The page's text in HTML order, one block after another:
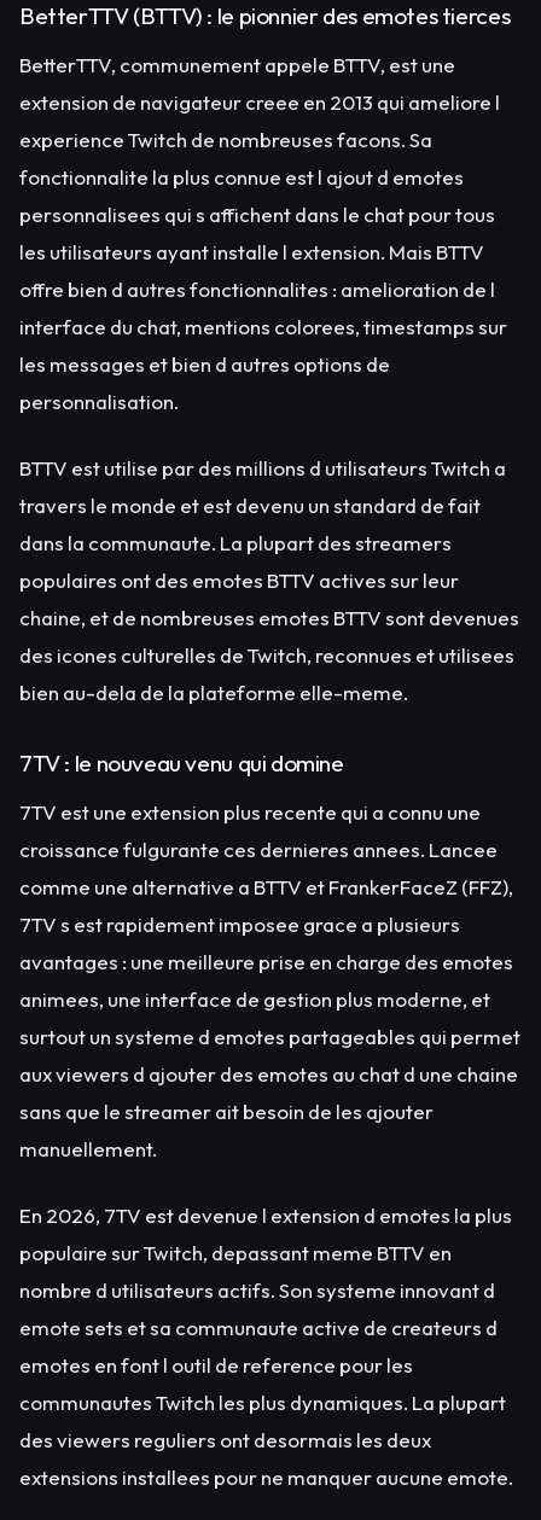
BetterTTV (BTTV) : le pionnier des emotes tierces
BetterTTV, communement appele BTTV, est une
extension de navigateur creee en 2013 qui ameliore l
experience Twitch de nombreuses facons. Sa
fonctionnalite la plus connue est l ajout d emotes
personnalisees qui s affichent dans le chat pour tous
les utilisateurs ayant installe l extension. Mais BTTV
offre bien d autres fonctionnalites : amelioration de l
interface du chat, mentions colorees, timestamps sur
les messages et bien d autres options de
personnalisation.
BTTV est utilise par des millions d utilisateurs Twitch a
travers le monde et est devenu un standard de fait
dans la communaute. La plupart des streamers
populaires ont des emotes BTTV actives sur leur
chaine, et de nombreuses emotes BTTV sont devenues
des icones culturelles de Twitch, reconnues et utilisees
bien au-dela de la plateforme elle-meme.
7TV : le nouveau venu qui domine
7TV est une extension plus recente qui a connu une
croissance fulgurante ces dernieres annees. Lancee
comme une alternative a BTTV et FrankerFaceZ (FFZ),
7TV s est rapidement imposee grace a plusieurs
avantages : une meilleure prise en charge des emotes
animees, une interface de gestion plus moderne, et
surtout un systeme d emotes partageables qui permet
aux viewers d ajouter des emotes au chat d une chaine
sans que le streamer ait besoin de les ajouter
manuellement.
En 2026, 7TV est devenue l extension d emotes la plus
populaire sur Twitch, depassant meme BTTV en
nombre d utilisateurs actifs. Son systeme innovant d
emote sets et sa communaute active de createurs d
emotes en font l outil de reference pour les
communautes Twitch les plus dynamiques. La plupart
des viewers reguliers ont desormais les deux
extensions installees pour ne manquer aucune emote.